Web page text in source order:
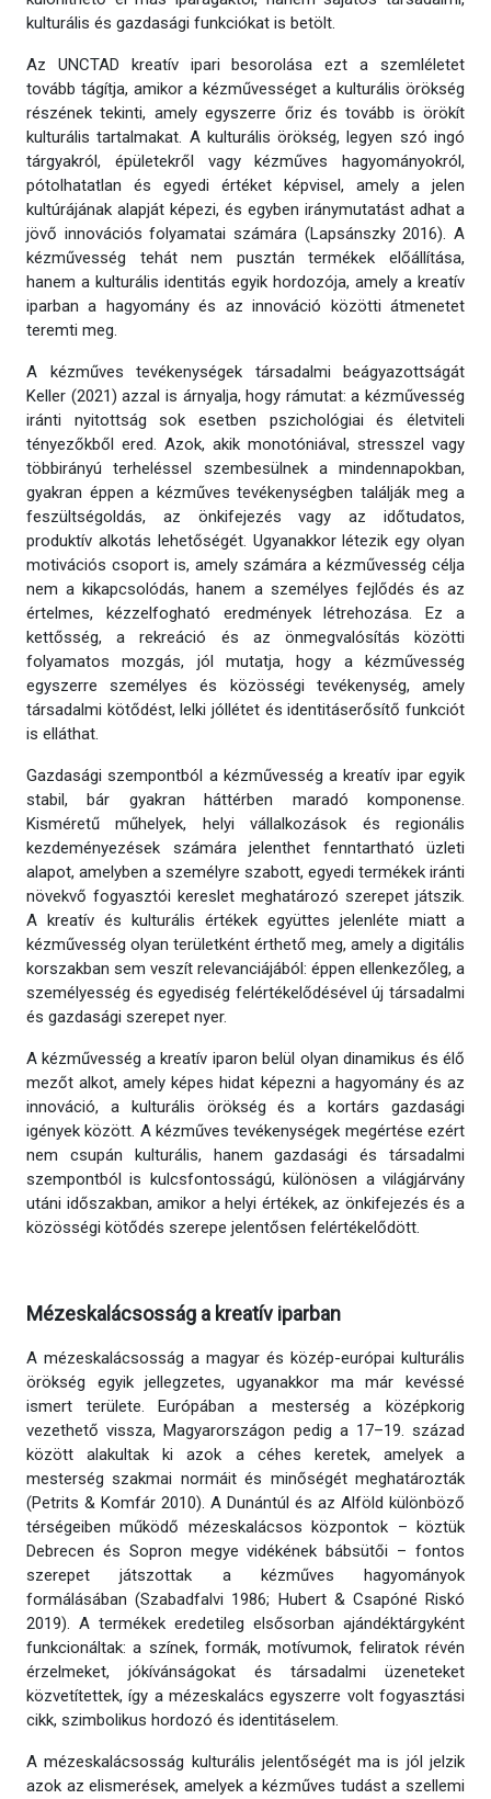
kulturális és gazdasági funkciókat is betölt.
Az UNCTAD kreatív ipari besorolása ezt a szemléletet
tovább tágítja, amikor a kézművességet a kulturális örökség
részének tekinti, amely egyszerre őriz és tovább is örökít
kulturális tartalmakat. A kulturális örökség, legyen szó ingó
tárgyakról, épületekről vagy kézműves hagyományokról,
pótolhatatlan és egyedi értéket képvisel, amely a jelen
kultúrájának alapját képezi, és egyben iránymutatást adhat a
jövő innovációs folyamatai számára (Lapsánszky 2016). A
kézművesség tehát nem pusztán termékek előállítása,
hanem a kulturális identitás egyik hordozója, amely a kreatív
iparban a hagyomány és az innováció közötti átmenetet
teremti meg.
A kézműves tevékenységek társadalmi beágyazottságát
Keller (2021) azzal is árnyalja, hogy rámutat: a kézművesség
iránti nyitottság sok esetben pszichológiai és életviteli
tényezőkből ered. Azok, akik monotóniával, stresszel vagy
többirányú terheléssel szembesülnek a mindennapokban,
gyakran éppen a kézműves tevékenységben találják meg a
feszültségoldás, az önkifejezés vagy az időtudatos,
produktív alkotás lehetőségét. Ugyanakkor létezik egy olyan
motivációs csoport is, amely számára a kézművesség célja
nem a kikapcsolódás, hanem a személyes fejlődés és az
értelmes, kézzelfogható eredmények létrehozása. Ez a
kettősség, a rekreáció és az önmegvalósítás közötti
folyamatos mozgás, jól mutatja, hogy a kézművesség
egyszerre személyes és közösségi tevékenység, amely
társadalmi kötődést, lelki jóllétet és identitáserősítő funkciót
is elláthat.
Gazdasági szempontból a kézművesség a kreatív ipar egyik
stabil, bár gyakran háttérben maradó komponense.
Kisméretű műhelyek, helyi vállalkozások és regionális
kezdeményezések számára jelenthet fenntartható üzleti
alapot, amelyben a személyre szabott, egyedi termékek iránti
növekvő fogyasztói kereslet meghatározó szerepet játszik.
A kreatív és kulturális értékek együttes jelenléte miatt a
kézművesség olyan területként érthető meg, amely a digitális
korszakban sem veszít relevanciájából: éppen ellenkezőleg, a
személyesség és egyediség felértékelődésével új társadalmi
és gazdasági szerepet nyer.
A kézművesség a kreatív iparon belül olyan dinamikus és élő
mezőt alkot, amely képes hidat képezni a hagyomány és az
innováció, a kulturális örökség és a kortárs gazdasági
igények között. A kézműves tevékenységek megértése ezért
nem csupán kulturális, hanem gazdasági és társadalmi
szempontból is kulcsfontosságú, különösen a világjárvány
utáni időszakban, amikor a helyi értékek, az önkifejezés és a
közösségi kötődés szerepe jelentősen felértékelődött.
Mézeskalácsosság a kreatív iparban
A mézeskalácsosság a magyar és közép-európai kulturális
örökség egyik jellegzetes, ugyanakkor ma már kevéssé
ismert területe. Európában a mesterség a középkorig
vezethető vissza, Magyarországon pedig a 17–19. század
között alakultak ki azok a céhes keretek, amelyek a
mesterség szakmai normáit és minőségét meghatározták
(Petrits & Komfár 2010). A Dunántúl és az Alföld különböző
térségeiben működő mézeskalácsos központok – köztük
Debrecen és Sopron megye vidékének bábsütői – fontos
szerepet játszottak a kézműves hagyományok
formálásában (Szabadfalvi 1986; Hubert & Csapóné Riskó
2019). A termékek eredetileg elsősorban ajándéktárgyként
funkcionáltak: a színek, formák, motívumok, feliratok révén
érzelmeket, jókívánságokat és társadalmi üzeneteket
közvetítettek, így a mézeskalács egyszerre volt fogyasztási
cikk, szimbolikus hordozó és identitáselem.
A mézeskalácsosság kulturális jelentőségét ma is jól jelzik
azok az elismerések, amelyek a kézműves tudást a szellemi